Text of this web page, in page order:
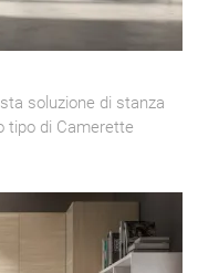
soluzione di stanza
tipo di Camerette